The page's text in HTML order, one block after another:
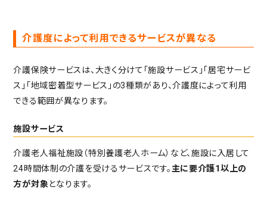
介護度によって利用できるサービスが異なる
介護保険サービスは、大きく分けて「施設サービス」「居宅サービ
ス」「地域密着型サービス」の3種類があり、介護度によって利用
できる範囲が異なります。
施設サービス
介護老人福祉施設（特別養護老人ホーム）など、施設に入居して
24時間体制の介護を受けるサービスです。 主に要介護1以上の
方が対象 となります。